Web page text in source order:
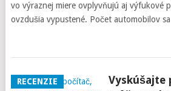
vo výraznej miere ovplyvňujú aj výfukové
ovzdušia vypustené. Počet automobilov sa
RECENZIE
Vyskúšajte